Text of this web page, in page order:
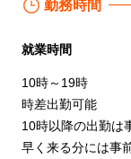
勤務時間
就業時間
10時～19時
時差出勤可能
10時以降の出勤は
早く来る分には事